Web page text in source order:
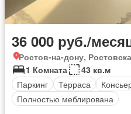
36 000 руб./
Ростов-на-дону,
1 Комната
43 кв.м
Паркинг
Терраса
Полностью меблирована